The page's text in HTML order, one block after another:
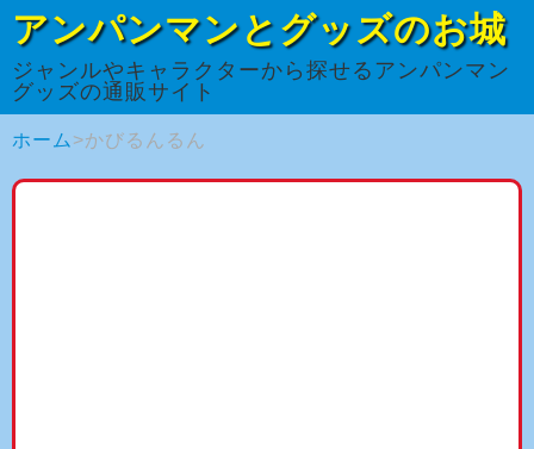
アンパンマンとグッズのお城
ジャンルやキャラクターから探せるアンパンマン
グッズの通販サイト
ホーム かびるんるん